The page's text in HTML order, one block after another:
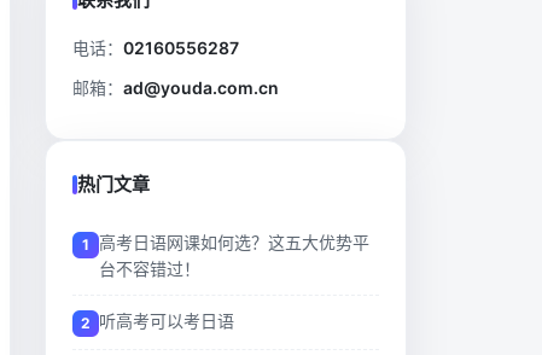
电话： 02160556287
邮箱： ad@youda.com.cn
热门文章
高考日语网课如何选？这五大优势平
台不容错过！
听高考可以考日语